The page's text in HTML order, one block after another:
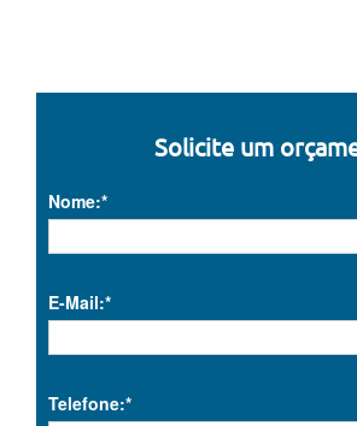
Solicite um
Nome:*
E-Mail:*
Telefone:*